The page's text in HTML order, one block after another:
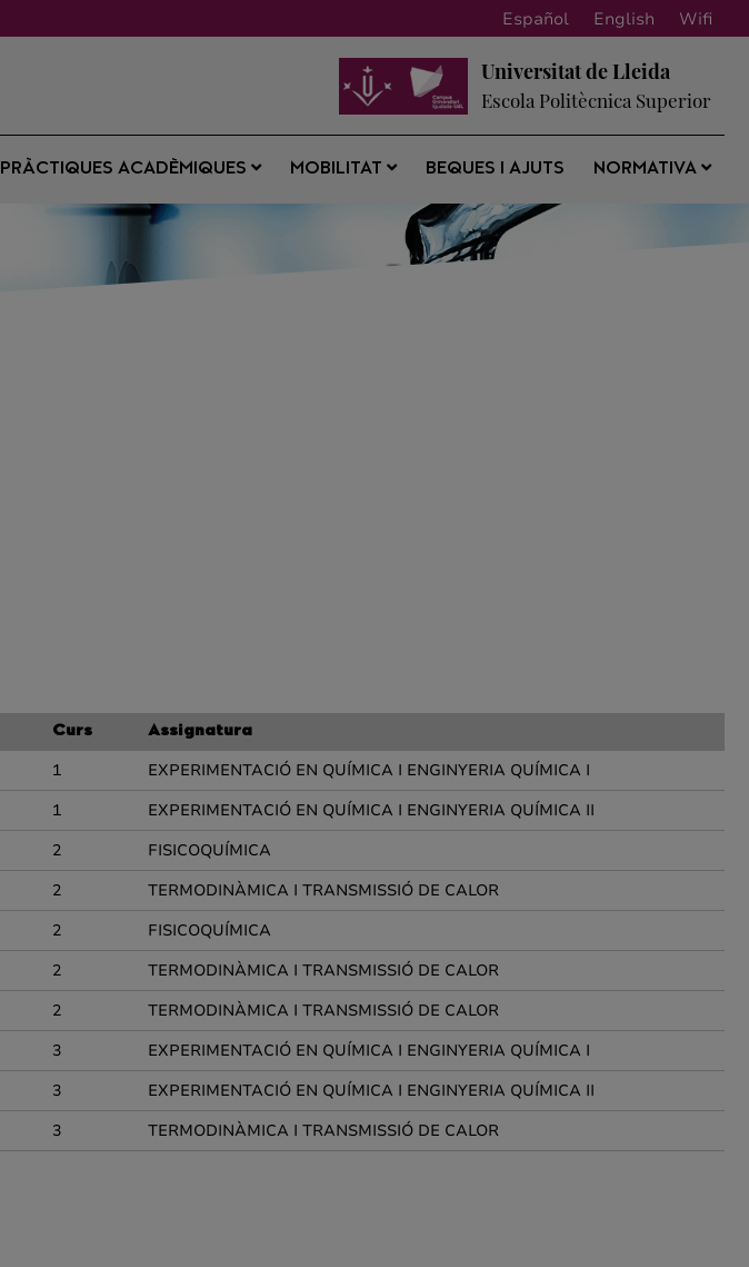
Español English Wifi
Universitat de Lleida
Escola Politècnica Superior
PRÀCTIQUES ACADÈMIQUES MOBILITAT BEQUES I AJUTS NORMATIVA
Curs Assignatura
1
EXPERIMENTACIÓ EN QUÍMICA I ENGINYERIA QUÍMICA I
1
EXPERIMENTACIÓ EN QUÍMICA I ENGINYERIA QUÍMICA II
2
FISICOQUÍMICA
2
TERMODINÀMICA I TRANSMISSIÓ DE CALOR
2
FISICOQUÍMICA
2
TERMODINÀMICA I TRANSMISSIÓ DE CALOR
2
TERMODINÀMICA I TRANSMISSIÓ DE CALOR
3
EXPERIMENTACIÓ EN QUÍMICA I ENGINYERIA QUÍMICA I
3
EXPERIMENTACIÓ EN QUÍMICA I ENGINYERIA QUÍMICA II
3 TERMODINÀMICA I TRANSMISSIÓ DE CALOR